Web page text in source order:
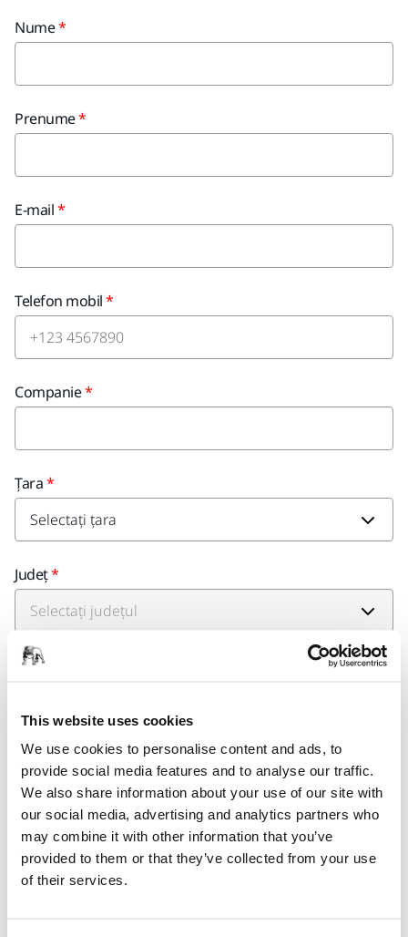
This website uses cookies
We use cookies to personalise content and ads, to
provide social media features and to analyse our traffic.
We also share information about your use of our site with
our social media, advertising and analytics partners who
may combine it with other information that you’ve
provided to them or that they’ve collected from your use
of their services.
Nume
Prenume
E-mail
Telefon mobil
Companie
Țara
Județ
Oraș
Industrie
*transport=marine